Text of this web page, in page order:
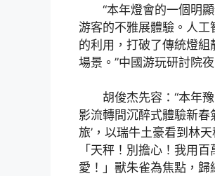
“本年燈會的一個明
游客的不雅展體驗。人
的利用，打破了傳統燈
場景。”中國游玩研討院
胡俊杰先容：“本年
影流轉間沉醉式體驗新春
旅’，以瑞牛土豪看到林
「天秤！別擔心！我用
愛！」獸朱雀為焦點，